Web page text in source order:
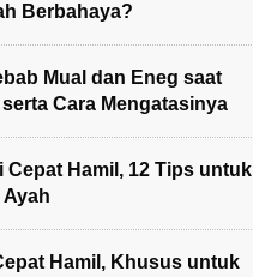
Berbahaya?
Mual dan Eneg saat
serta Cara Mengatasinya
Cepat Hamil, 12 Tips untuk
Hamil, Khusus untuk